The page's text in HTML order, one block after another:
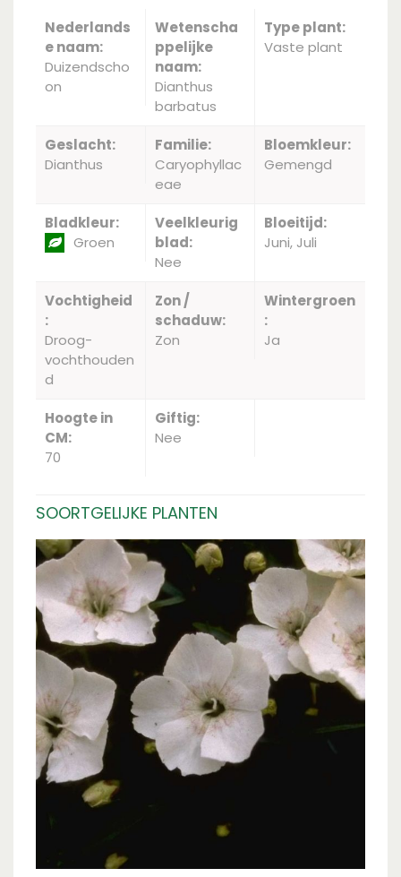
Nederlands
e naam:
Duizendscho
on
Wetenscha
ppelijke
naam:
Dianthus
barbatus
Type plant:
Vaste plant
Geslacht:
Dianthus
Familie:
Caryophyllac
eae
Bloemkleur:
Gemengd
Bladkleur:
Groen
Veelkleurig
blad:
Nee
Bloeitijd:
Juni, Juli
Vochtigheid
:
Droog-
vochthouden
d
Zon /
schaduw:
Zon
Wintergroen
:
Ja
Hoogte in
CM:
70
Giftig:
Nee
SOORTGELIJKE PLANTEN